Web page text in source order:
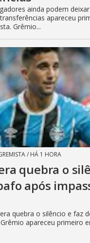
ainda podem
apareceu
Grêmio...
/ HÁ 1 HORA
quebra o
após
quebra o silêncio e faz
apareceu primeiro